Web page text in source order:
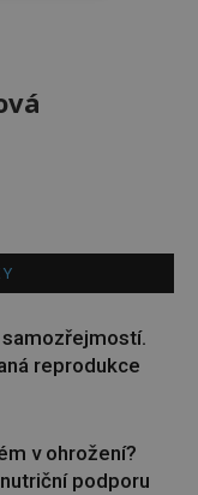
reprodukce
v ohrožení?
podporu